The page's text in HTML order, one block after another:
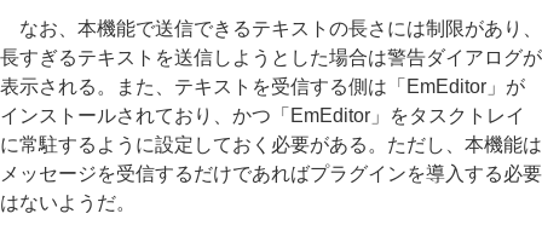
なお、本機能で送信できるテキストの長さには制限があり、
長すぎるテキストを送信しようとした場合は警告ダイアログが
表示される。また、テキストを受信する側は「EmEditor」が
インストールされており、かつ「EmEditor」をタスクトレイ
に常駐するように設定しておく必要がある。ただし、本機能は
メッセージを受信するだけであればプラグインを導入する必要
はないようだ。